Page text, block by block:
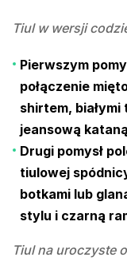
Tiul w wersji
Pierwszym
połączenie
shirtem, białymi
jeansową
Drugi pomysł
tiulowej
botkami lub
stylu i czarną
Tiul na uroczyste